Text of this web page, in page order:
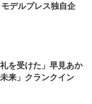
デルプレス独自企
を受けた」早見あか
来」クランクイン